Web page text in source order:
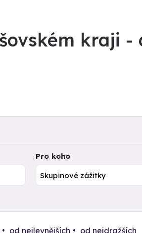
kraji -
Pro koho
od nejlevnějších od nejdražších